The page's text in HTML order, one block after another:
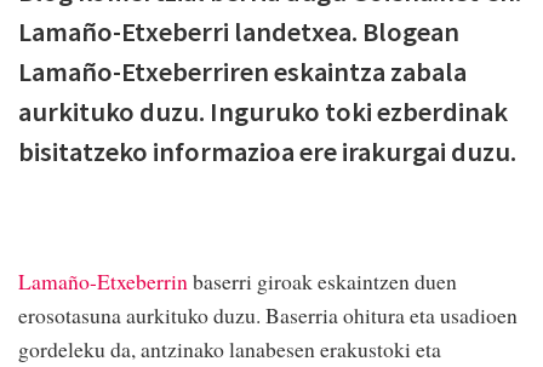
Lamaño-Etxeberri landetxea. Blogean
Lamaño-Etxeberriren eskaintza zabala
aurkituko duzu. Inguruko toki ezberdinak
bisitatzeko informazioa ere irakurgai duzu.
Lamaño-Etxeberrinbaserri giroak eskaintzen duen
erosotasuna aurkituko duzu. Baserria ohitura eta usadioen
gordeleku da, antzinako lanabesen erakustoki eta